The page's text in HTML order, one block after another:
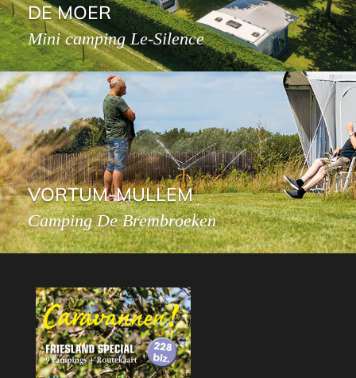
DE MOER
Mini camping Le-Silence
VORTUM-MULLEM
Camping De Brembroeken